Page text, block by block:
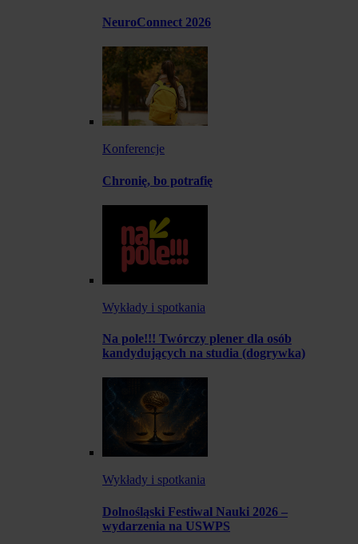
NeuroConnect 2026
Konferencje
Chronię, bo potrafię
Wykłady i spotkania
Na pole!!! Twórczy plener dla osób
kandydujących na studia (dogrywka)
Wykłady i spotkania
Dolnośląski Festiwal Nauki 2026 –
wydarzenia na USWPS